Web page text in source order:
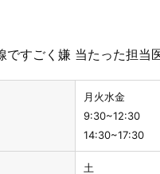
ですごく嫌 当たった担当
月火水金
9:30~12:30
14:30~17:30
土